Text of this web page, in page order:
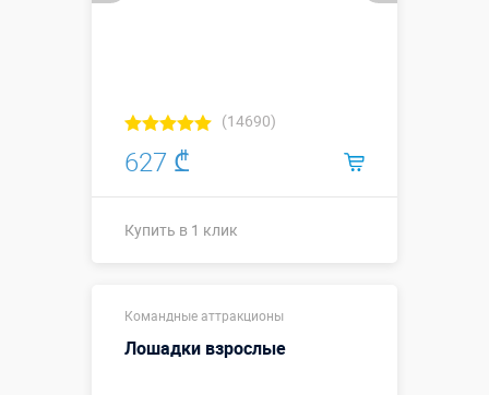
(14690)
627 ₾
Купить в 1 клик
Командные аттракционы
Лошадки взрослые